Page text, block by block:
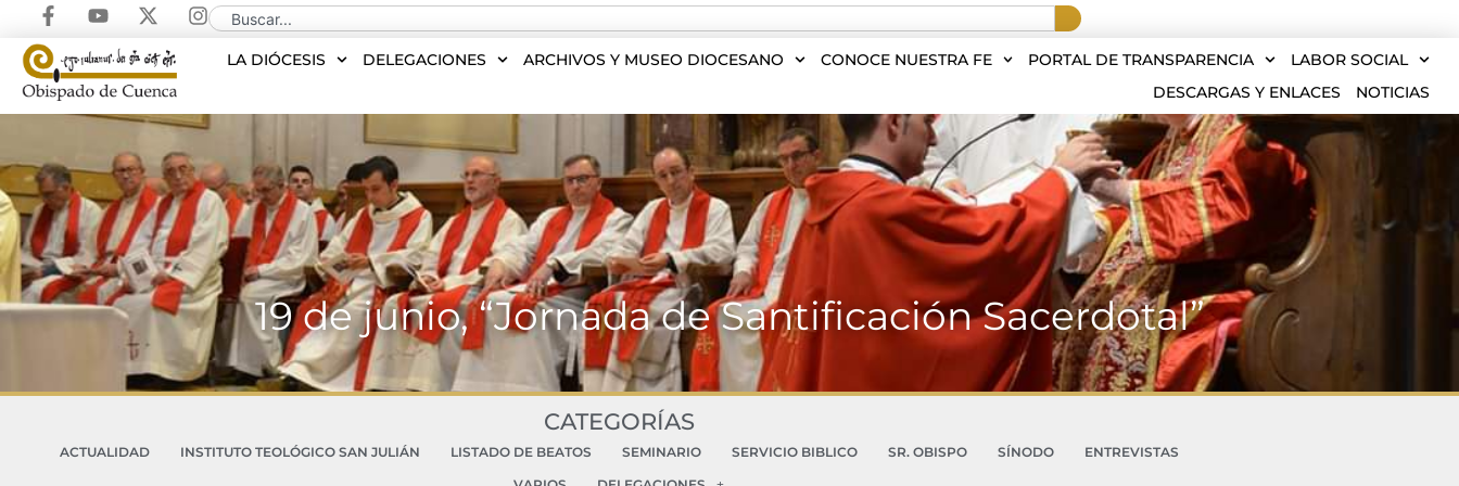
LA DIÓCESIS DELEGACIONES ARCHIVOS Y MUSEO DIOCESANO CONOCE NUESTRA FE PORTAL DE TRANSPARENCIA
LABOR SOCIAL
DESCARGAS Y ENLACES
NOTICIAS
19 de junio, “Jornada de Santificación Sacerdotal”
CATEGORÍAS
ACTUALIDAD INSTITUTO TEOLÓGICO SAN JULIÁN LISTADO DE BEATOS SEMINARIO SERVICIO BIBLICO SR. OBISPO SÍNODO
ENTREVISTAS